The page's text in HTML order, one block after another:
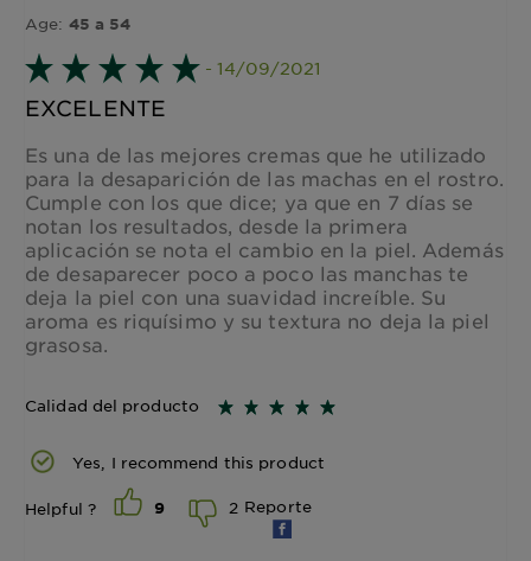
Age: 45 a 54
- 14/09/2021
EXCELENTE
Es una de las mejores cremas que he utilizado
para la desaparición de las machas en el rostro.
Cumple con los que dice; ya que en 7 días se
notan los resultados, desde la primera
aplicación se nota el cambio en la piel. Además
de desaparecer poco a poco las manchas te
deja la piel con una suavidad increíble. Su
aroma es riquísimo y su textura no deja la piel
grasosa.
Calidad del producto
Yes, I recommend this product
Helpful ? 9 2 Reporte